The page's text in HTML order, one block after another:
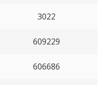
3022
609229
606686